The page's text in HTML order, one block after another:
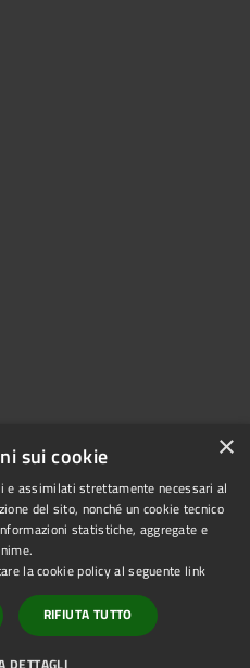
Copyright © 2025 Comune di
Trentola Ducenta
Powered byMunicipium
Accesso redazione
×
sui cookie
e assimilati strettamente necessari al
del sito, nonché un cookie tecnico
statistiche, aggregate e
la cookie policy al seguente link
RIFIUTA TUTTO